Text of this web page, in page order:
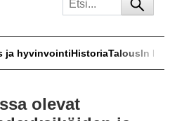
ja hyvinvointiHistoriaTalousIn
olevat